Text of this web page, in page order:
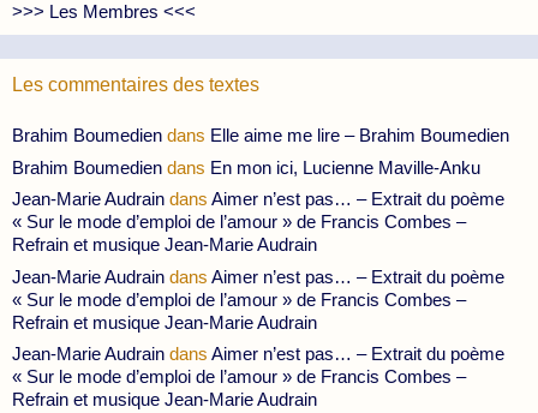
>>> Les Membres <<<
Les commentaires des textes
Brahim Boumedien dans Elle aime me lire – Brahim Boumedien
Brahim Boumedien dans En mon ici, Lucienne Maville-Anku
Jean-Marie Audrain dans Aimer n’est pas… – Extrait du poème
« Sur le mode d’emploi de l’amour » de Francis Combes –
Refrain et musique Jean-Marie Audrain
Jean-Marie Audrain dans Aimer n’est pas… – Extrait du poème
« Sur le mode d’emploi de l’amour » de Francis Combes –
Refrain et musique Jean-Marie Audrain
Jean-Marie Audrain dans Aimer n’est pas… – Extrait du poème
« Sur le mode d’emploi de l’amour » de Francis Combes –
Refrain et musique Jean-Marie Audrain